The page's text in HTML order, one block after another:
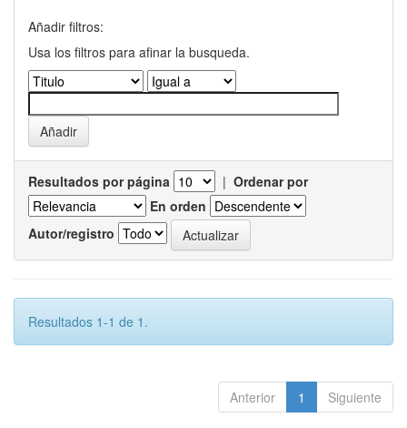
Añadir filtros:
Usa los filtros para afinar la busqueda.
Resultados por página | Ordenar por
En orden
Autor/registro
Resultados 1-1 de 1.
Anterior 1 Siguiente